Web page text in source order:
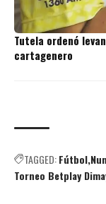
Tutela ordenó
cartagenero
TAGGED:Fútbol
Torneo Betplay